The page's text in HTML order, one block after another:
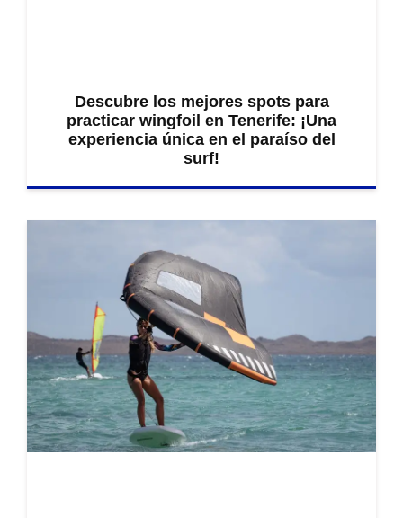
Descubre los mejores spots para
practicar wingfoil en Tenerife: ¡Una
experiencia única en el paraíso del
surf!